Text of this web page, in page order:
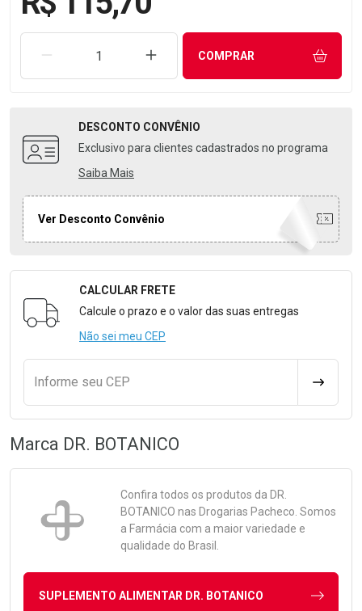
REMOVER UMA UNIDADEAUMENTAR UMA UNIDADE
COMPRAR
DESCONTO CONVÊNIO
Exclusivo para clientes cadastrados no programa
Saiba Mais
Ver Desconto Convênio
Formulário para Calcular o Frete
CALCULAR FRETE
Calcule o prazo e o valor das suas entregas
Não sei meu CEP
Informe seu CEP
Marca DR. BOTANICO
Confira todos os produtos da DR.
BOTANICO nas Drogarias Pacheco. Somos
a Farmácia com a maior variedade e
qualidade do Brasil.
SUPLEMENTO ALIMENTAR DR. BOTANICO